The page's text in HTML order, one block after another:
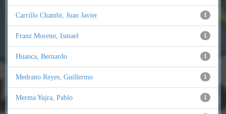
1
Carrillo Chambi, Juan Javier
1
Franz Moreno, Ismael
1
Huanca, Bernardo
1
Medrano Reyes, Guillermo
1
Merma Yujra, Pablo